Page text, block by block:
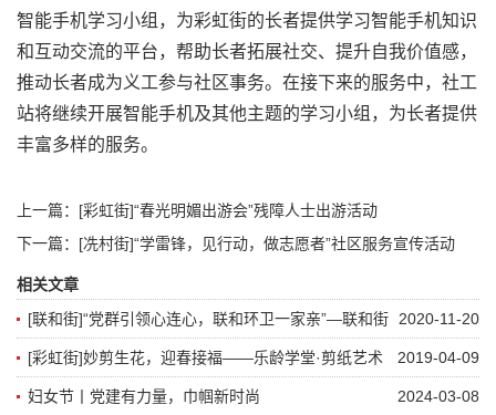
智能手机学习小组，为彩虹街的长者提供学习智能手机知识
和互动交流的平台，帮助长者拓展社交、提升自我价值感，
推动长者成为义工参与社区事务。在接下来的服务中，社工
站将继续开展智能手机及其他主题的学习小组，为长者提供
丰富多样的服务。
上一篇： [彩虹街]“春光明媚出游会”残障人士出游活动
下一篇： [冼村街]“学雷锋，见行动，做志愿者”社区服务宣传活动
相关文章
2020-11-20
[联和街]“党群引领心连心，联和环卫一家亲”—联和街
庆祝广州市第三十三个环卫工人节活动 2019-04-09
[彩虹街]妙剪生花，迎春接福——乐龄学堂·剪纸艺术
小组 2024-03-08
妇女节丨党建有力量，巾帼新时尚